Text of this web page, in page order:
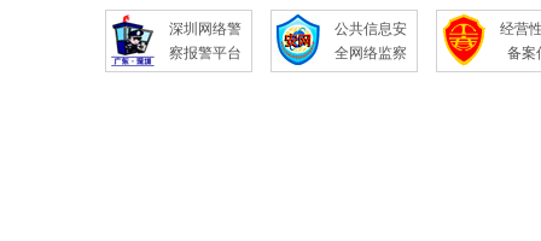
深圳网络警
察报警平台
公共信息安
全网络监察
经营
备案